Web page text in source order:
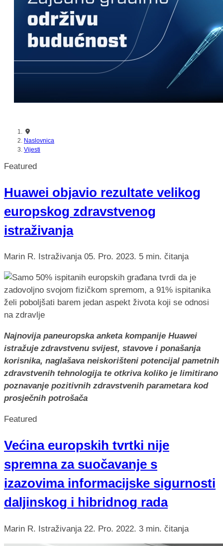
Naslovnica
Vijesti
Featured
Huawei objavio rezultate velikog
europskog zdravstvenog
istraživanja
Marin R. Istraživanja 05. Pro. 2023. 5 min. čitanja
Najnovija paneuropska anketa kompanije Huawei
istražuje zdravstvenu svijest, stavove i ponašanja
korisnika, naglašava neiskorišteni potencijal pametnih
zdravstvenih tehnologija te otkriva koliko je limitirano
poznavanje pozitivnih zdravstvenih parametara kod
prosječnih potrošača
Featured
Većina europskih tvrtki nije
spremna za suočavanje s
izazovima informacijske sigurnosti
daljinskog i hibridnog rada
Marin R. Istraživanja 22. Pro. 2022. 3 min. čitanja